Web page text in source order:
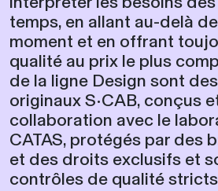
temps, en allant au-delà
moment et en offrant
qualité au prix le plus
de la ligne Design sont
originaux S•CAB, conçus
collaboration avec le
CATAS, protégés par des
et des droits exclusifs et
contrôles de qualité